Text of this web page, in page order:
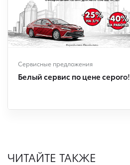
Сервисные предложения
Белый сервис по цене серого!
ЧИТАЙТЕ ТАКЖЕ